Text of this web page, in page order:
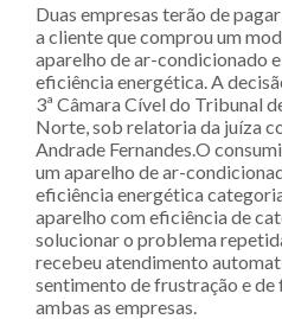
Duas empresas terão de
a cliente que comprou um
aparelho de ar-condicionado
eficiência energética. A
3ª Câmara Cível do Tribunal
Norte, sob relatoria da juíza
Andrade Fernandes.O
um aparelho de ar-
eficiência energética categoria
aparelho com eficiência de
solucionar o problema
recebeu atendimento
sentimento de frustração e
ambas as empresas.